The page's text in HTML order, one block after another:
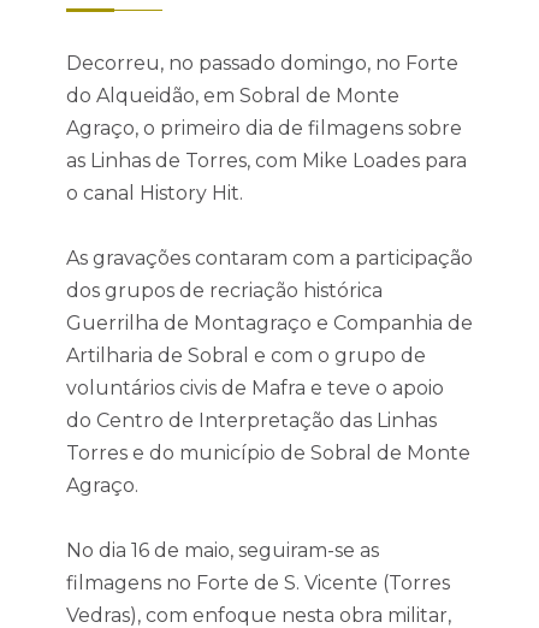
Decorreu, no passado domingo, no Forte
do Alqueidão, em Sobral de Monte
Agraço, o primeiro dia de filmagens sobre
as Linhas de Torres, com Mike Loades para
o canal History Hit.
As gravações contaram com a participação
dos grupos de recriação histórica
Guerrilha de Montagraço e Companhia de
Artilharia de Sobral e com o grupo de
voluntários civis de Mafra e teve o apoio
do Centro de Interpretação das Linhas
Torres e do município de Sobral de Monte
Agraço.
No dia 16 de maio, seguiram-se as
filmagens no Forte de S. Vicente (Torres
Vedras), com enfoque nesta obra militar,